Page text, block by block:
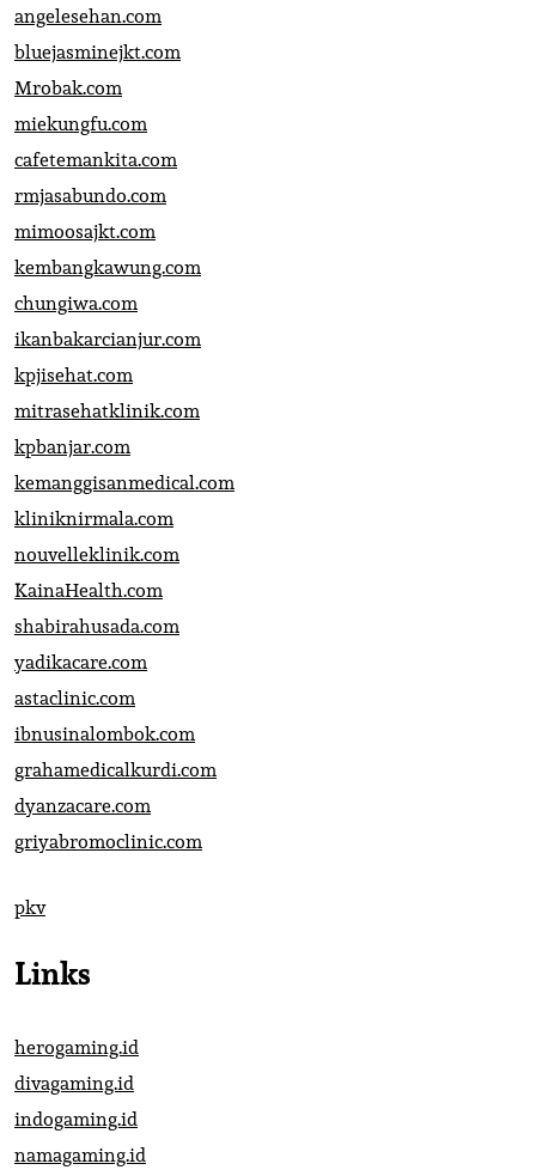
angelesehan.com
bluejasminejkt.com
Mrobak.com
miekungfu.com
cafetemankita.com
rmjasabundo.com
mimoosajkt.com
kembangkawung.com
chungiwa.com
ikanbakarcianjur.com
kpjisehat.com
mitrasehatklinik.com
kpbanjar.com
kemanggisanmedical.com
kliniknirmala.com
nouvelleklinik.com
KainaHealth.com
shabirahusada.com
yadikacare.com
astaclinic.com
ibnusinalombok.com
grahamedicalkurdi.com
dyanzacare.com
griyabromoclinic.com
pkv
Links
herogaming.id
divagaming.id
indogaming.id
namagaming.id